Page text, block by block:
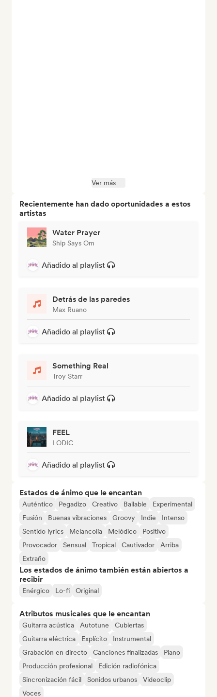
Ver más
Recientemente han dado oportunidades a estos
artistas
Water Prayer
Ship Says Om
Añadido al playlist
Detrás de las paredes
Max Ruano
Añadido al playlist
Something Real
Troy Starr
Añadido al playlist
FEEL
LODIC
Añadido al playlist
Estados de ánimo que le encantan
Auténtico Pegadizo Creativo Bailable
Experimental
Fusión
Buenas vibraciones Groovy Indie
Intenso
Sentido lyrics
Melancolía Melódico
Positivo
Provocador
Sensual Tropical Cautivador
Arriba
Extraño
Los estados de ánimo también están abiertos a
recibir
Enérgico Lo-fi Original
Atributos musicales que le encantan
Guitarra acústica Autotune
Cubiertas
Guitarra eléctrica
Explícito
Instrumental
Grabación en directo
Canciones finalizadas
Piano
Producción profesional
Edición radiofónica
Sincronización fácil
Sonidos urbanos
Videoclip
Voces